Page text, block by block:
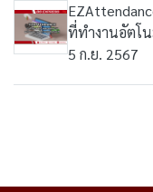
ที่ทำงานอัตโ
5 ก.ย. 2567